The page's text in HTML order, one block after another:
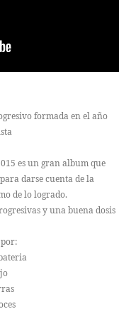
formada en el año
es un gran album que
darse cuenta de la
de lo logrado.
y una buena dosis